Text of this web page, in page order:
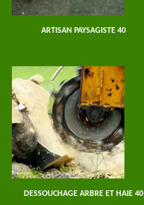
ARTISAN PAYSAGISTE 40
DESSOUCHAGE ARBRE ET HAIE 40